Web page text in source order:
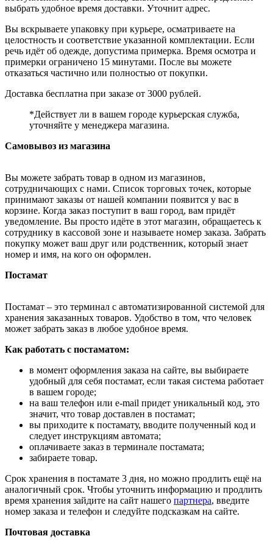
выбрать удобное время доставки. Уточнит адрес.
Вы вскрываете упаковку при курьере, осматриваете на
целостность и соответствие указанной комплектации. Если
речь идёт об одежде, допустима примерка. Время осмотра и
примерки ограничено 15 минутами. После вы можете
отказаться частично или полностью от покупки.
Доставка бесплатна при заказе от 3000 рублей.
*Действует ли в вашем городе курьерская служба,
уточняйте у менеджера магазина.
Самовывоз из магазина
Вы можете забрать товар в одном из магазинов,
сотрудничающих с нами. Список торговых точек, которые
принимают заказы от нашей компании появится у вас в
корзине. Когда заказ поступит в ваш город, вам придёт
уведомление. Вы просто идёте в этот магазин, обращаетесь к
сотруднику в кассовой зоне и называете номер заказа. Забрать
покупку может ваш друг или родственник, который знает
номер и имя, на кого он оформлен.
Постамат
Постамат – это терминал с автоматизированной системой для
хранения заказанных товаров. Удобство в том, что человек
может забрать заказ в любое удобное время.
Как работать с постаматом:
в момент оформления заказа на сайте, вы выбираете
удобный для себя постамат, если такая система работает
в вашем городе;
на ваш телефон или e-mail придет уникальный код, это
значит, что товар доставлен в постамат;
вы приходите к постамату, вводите полученный код и
следует инструкциям автомата;
оплачиваете заказ в терминале постамата;
забираете товар.
Срок хранения в постамате 3 дня, но можно продлить ещё на
аналогичный срок. Чтобы уточнить информацию и продлить
время хранения зайдите на сайт нашего партнера, введите
номер заказа и телефон и следуйте подсказкам на сайте.
Почтовая доставка